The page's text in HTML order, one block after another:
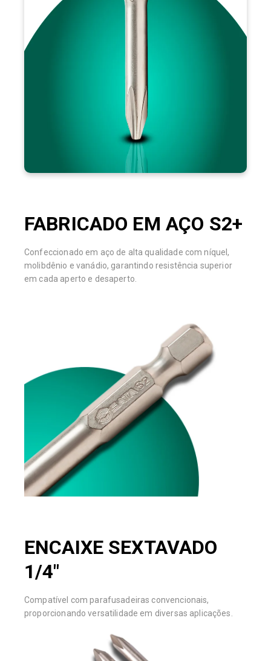
e durabilidade. Fabricados em
aço S2+
de alta qualidade,
oferecem encaixe preciso e desempenho superior em
parafusadeiras convencionais e elétricas. A principal diferença
está na sua composição robusta, que garante uma vida útil
FABRICADO EM AÇO S2+
Confeccionado em aço de alta qualidade com níquel,
molibdênio e vanádio, garantindo resistência superior
em cada aperto e desaperto.
ENCAIXE SEXTAVADO
1/4"
Compatível com parafusadeiras convencionais,
proporcionando versatilidade em diversas aplicações.